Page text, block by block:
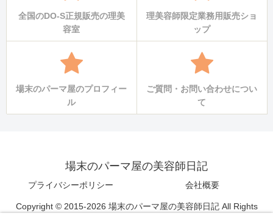
全国のDO-S正規販売の理美
容室
理美容師限定業務用販売ショ
ップ
場末のパーマ屋のプロフィー
ル
ご質問・お問い合わせについ
て
場末のパーマ屋の美容師日記
プライバシーポリシー 会社概要
Copyright © 2015-2026 場末のパーマ屋の美容師日記 All Rights